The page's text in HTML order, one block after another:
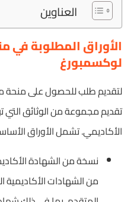
العناوين
الأوراق المطلوبة
لوكسمبورغ
لتقديم طلب للحصول على منحة
تقديم مجموعة من الوثائق التي
الأكاديمي. تشمل الأوراق
نسخة من الشهادة
من الشهادات الأكاديمية